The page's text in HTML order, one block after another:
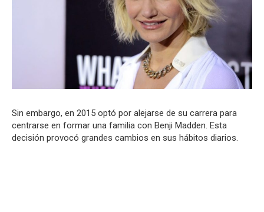
Sin embargo, en 2015 optó por alejarse de su carrera para
centrarse en formar una familia con Benji Madden. Esta
decisión provocó grandes cambios en sus hábitos diarios.